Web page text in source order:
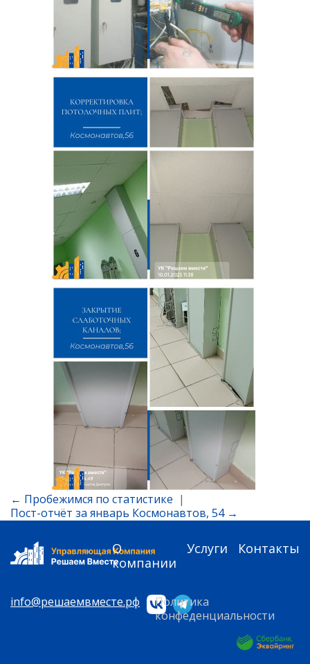
← Пробежимся по статистике |
Пост-отчёт за январь Космонавтов, 54 →
О
компании
Услуги Контакты
info@решаемвместе.рф
Политика
конфеденциальности